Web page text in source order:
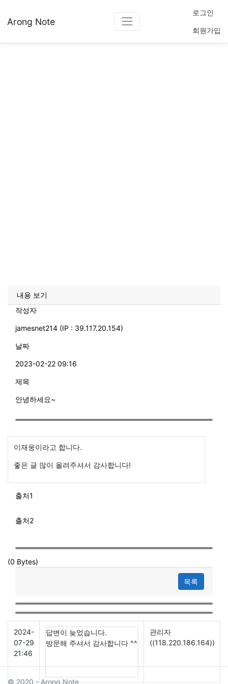
Arong Note
로그인
회원가입
내용 보기
작성자
jamesnet214 (IP : 39.117.20.154)
날짜
2023-02-22 09:16
제목
안녕하세요~
이재웅이라고 합니다.
좋은 글 많이 올려주셔서 감사합니다!
출처1
출처2
(0 Bytes)
목록
2024-
07-29
21:46
답변이 늦었습니다.
방문해 주셔서 감사합니다 ^^
관리자
((118.220.186.164))
© 2020 - Arong Note